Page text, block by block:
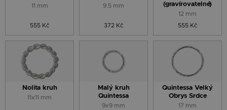
11 mm
555 Kč
9.5 mm
372 Kč
(gravírovatelné)
12 mm
555 Kč
Nolita kruh
11x11 mm
Malý kruh
Quintessa
9x9 mm
Quintessa Velký
Obrys Srdce
17 mm